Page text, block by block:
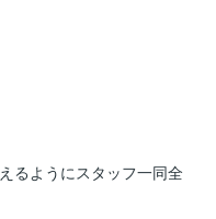
るようにスタッフ一同全